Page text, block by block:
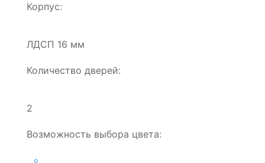
Корпус:
ЛДСП 16 мм
Количество дверей:
2
Возможность выбора цвета: